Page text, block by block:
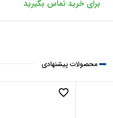
محصولات پیشنهادی
favorite_border